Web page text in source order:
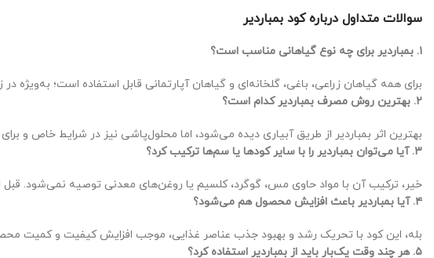
سوالات متداول درباره کود بمباردیر
۱. بمباردیر برای چه نوع گیاهانی مناسب است؟
برای همه گیاهان زراعی، باغی، گلخانه‌ای و گیاهان آپارتمانی قابل استفاده است؛ به‌ویژه
۲. بهترین روش مصرف بمباردیر کدام است؟
بهترین اثر بمباردیر از طریق آبیاری دیده می‌شود، اما محلول‌پاشی نیز در شرایط خاص و
۳. آیا می‌توان بمباردیر را با سایر کودها یا سم‌ها ترکیب کرد؟
خیر، ترکیب آن با مواد حاوی مس، گوگرد، کلسیم یا روغن‌های معدنی توصیه نمی‌شود. قبل
۴. آیا بمباردیر باعث افزایش محصول هم می‌شود؟
بله، این کود با تحریک رشد و بهبود جذب عناصر غذایی، موجب افزایش کیفیت و کمیت
۵. هر چند وقت یک‌بار باید از بمباردیر استفاده کرد؟